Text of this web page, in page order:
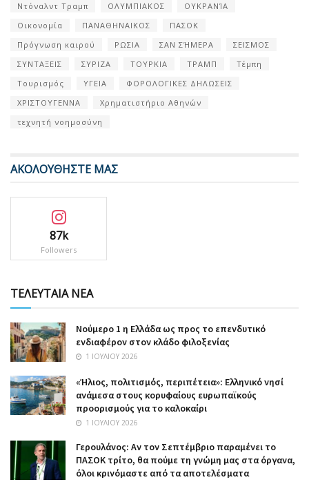
Ντόναλντ Τραμπ
ΟΛΥΜΠΙΑΚΟΣ
ΟΥΚΡΑΝΊΑ
Οικονομία
ΠΑΝΑΘΗΝΑΙΚΟΣ
ΠΑΣΟΚ
Πρόγνωση καιρού
ΡΩΣΙΑ ΣΑΝ ΣΉΜΕΡΑ
ΣΕΙΣΜΟΣ
ΣΥΝΤΑΞΕΙΣ
ΣΥΡΙΖΑ ΤΟΥΡΚΙΑ ΤΡΑΜΠ
Τέμπη
Τουρισμός
ΥΓΕΙΑ
ΦΟΡΟΛΟΓΙΚΕΣ ΔΗΛΩΣΕΙΣ
ΧΡΙΣΤΟΥΓΕΝΝΑ
Χρηματιστήριο Αθηνών
τεχνητή νοημοσύνη
ΑΚΟΛΟΥΘΗΣΤΕ ΜΑΣ
87k
Followers
ΤΕΛΕΥΤΑΙΑ ΝΕΑ
Nούμερο 1 η Ελλάδα ως προς το επενδυτικό
ενδιαφέρον στον κλάδο φιλοξενίας
1 ΙΟΥΛΊΟΥ 2026
«Ήλιος, πολιτισμός, περιπέτεια»: Ελληνικό νησί
ανάμεσα στους κορυφαίους ευρωπαϊκούς
προορισμούς για το καλοκαίρι
1 ΙΟΥΛΊΟΥ 2026
Γερουλάνος: Αν τον Σεπτέμβριο παραμένει το
ΠΑΣΟΚ τρίτο, θα πούμε τη γνώμη μας στα όργανα,
όλοι κρινόμαστε από τα αποτελέσματα